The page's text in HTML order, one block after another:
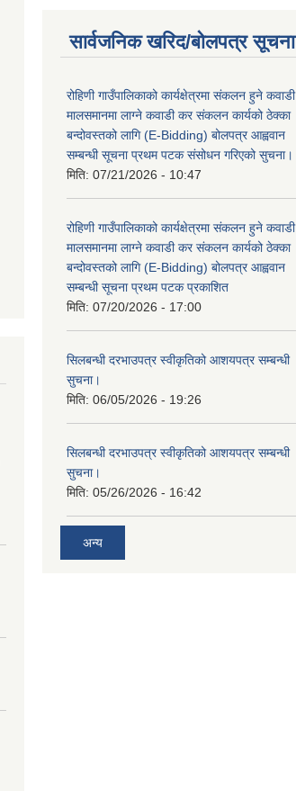
सार्वजनिक खरिद/बोलपत्र सूचना
रोहिणी गाउँपालिकाको कार्यक्षेत्रमा संकलन हुने कवाडी
मालसमानमा लाग्ने कवाडी कर संकलन कार्यको ठेक्का
बन्दोवस्तको लागि (E-Bidding) बोलपत्र आह्ववान
सम्बन्धी सूचना प्रथम पटक संसोधन गरिएको सुचना।
मिति: 07/21/2026 - 10:47
रोहिणी गाउँपालिकाको कार्यक्षेत्रमा संकलन हुने कवाडी
मालसमानमा लाग्ने कवाडी कर संकलन कार्यको ठेक्का
बन्दोवस्तको लागि (E-Bidding) बोलपत्र आह्ववान
सम्बन्धी सूचना प्रथम पटक प्रकाशित
मिति: 07/20/2026 - 17:00
सिलबन्धी दरभाउपत्र स्वीकृतिको आशयपत्र सम्बन्धी
सुचना।
मिति: 06/05/2026 - 19:26
सिलबन्धी दरभाउपत्र स्वीकृतिको आशयपत्र सम्बन्धी
सुचना।
मिति: 05/26/2026 - 16:42
अन्य